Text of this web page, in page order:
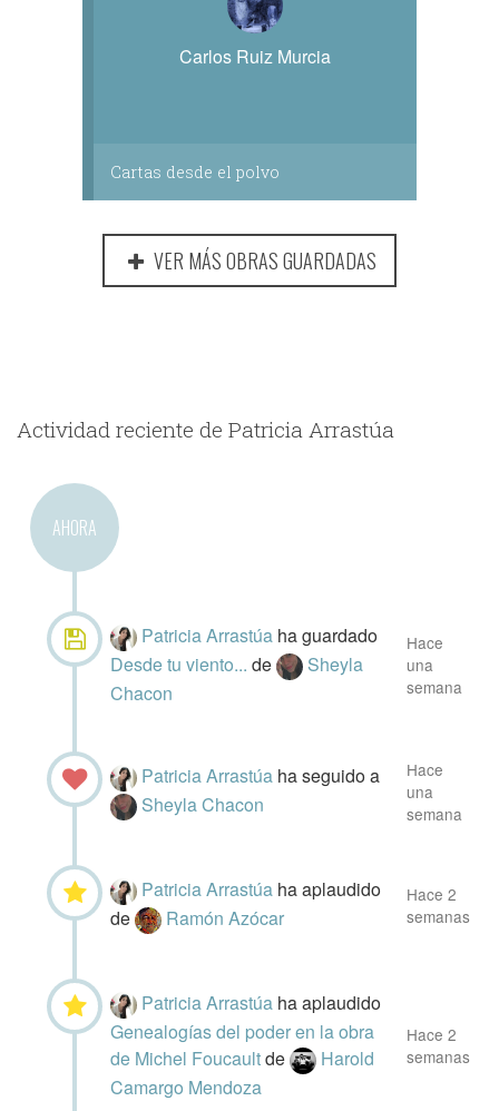
Carlos Ruiz Murcia
Cartas desde el polvo
VER MÁS OBRAS GUARDADAS
Actividad reciente de Patricia Arrastúa
AHORA
Patricia Arrastúa ha guardado
Desde tu viento...de
Sheyla
Chacon
Hace
una
semana
Patricia Arrastúa ha seguido a
Sheyla Chacon
Hace
una
semana
Patricia Arrastúa ha aplaudido
de
Ramón Azócar
Hace 2
semanas
Patricia Arrastúa ha aplaudido
Genealogías del poder en la obra
de Michel Foucaultde
Harold
Camargo Mendoza
Hace 2
semanas